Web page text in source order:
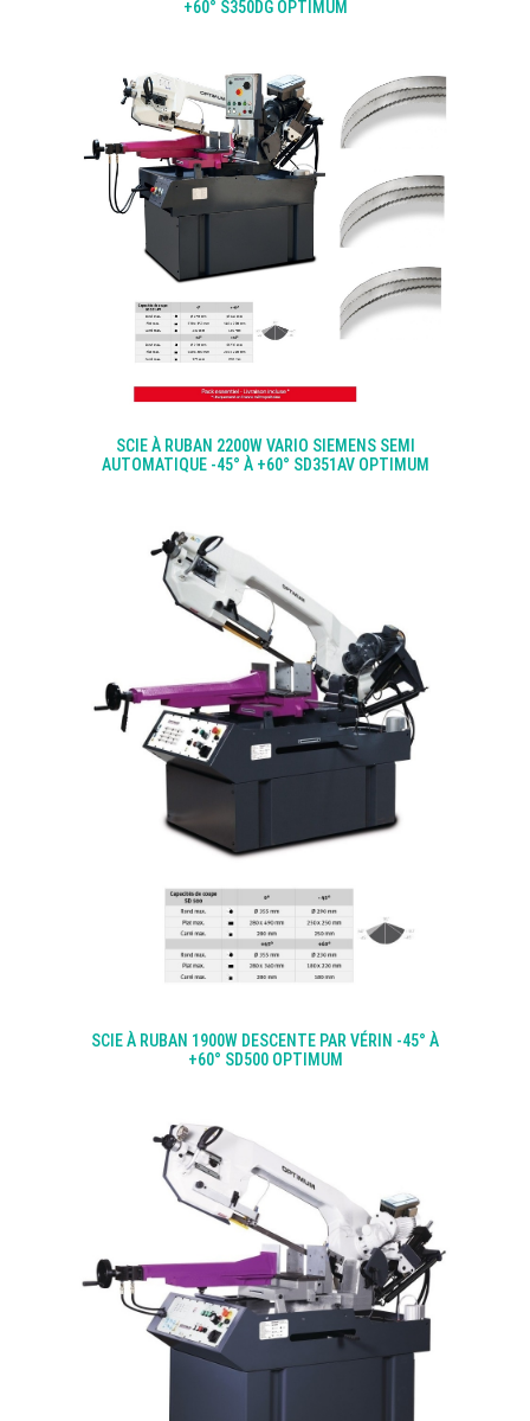
+60° S350DG OPTIMUM
SCIE À RUBAN 2200W VARIO SIEMENS SEMI
AUTOMATIQUE -45° À +60° SD351AV OPTIMUM
SCIE À RUBAN 1900W DESCENTE PAR VÉRIN -45° À
+60° SD500 OPTIMUM